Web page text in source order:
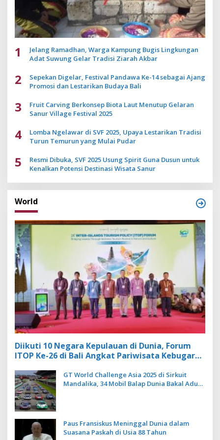
1
Jelang Ramadhan, Warga Kampung Bugis Lingkungan
Adat Suwung Gelar Tradisi Ziarah Akbar
2
Sepekan Digelar, Festival Pandawa Ke-14 sebagai Ajang
Promosi dan Lestarikan Budaya Bali
3
Fruit Carving Berkonsep Biota Laut Menutup Gelaran
Sanur Village Festival 2025
4
Lomba Ngelawar di SVF 2025, Upaya Lestarikan Tradisi
Turun Temurun yang Mulai Pudar
5
Resmi Dibuka, SVF 2025 Usung Spirit Guna Dusun untuk
Kenalkan Potensi Destinasi Wisata Sanur
World
Diikuti 10 Negara Kepulauan di Dunia, Forum
ITOP Ke-26 di Bali Angkat Pariwisata Kebugaran
GT World Challenge Asia 2025 di Sirkuit
Mandalika, 34 Mobil Balap Dunia Bakal Adu
Paus Fransiskus Meninggal Dunia dalam
Suasana Paskah di Usia 88 Tahun